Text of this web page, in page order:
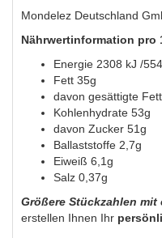
Mondelez Deutschland
Nährwertinformation pro
Energie 2308 kJ /
Fett 35g
davon gesättigte
Kohlenhydrate 53g
davon Zucker 51g
Ballaststoffe 2,7g
Eiweiß 6,1g
Salz 0,37g
Größere Stückzahlen
erstellen Ihnen Ihr